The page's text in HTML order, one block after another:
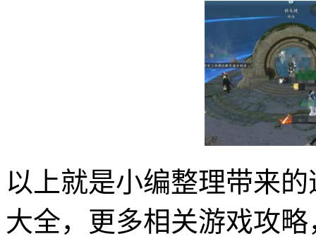
以上就是小编整理带来
大全，更多相关游戏攻